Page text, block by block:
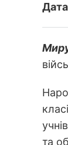
Дата
та